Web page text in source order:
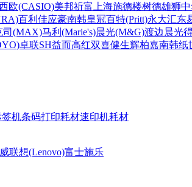
欧(CASIO)美邦祈富 上海施德楼树德雄狮
百利佳应豪南韩皇冠百特(Pritt)永大汇东
司(MAX)马利(Marie's)晨光(M&G)渡边 晨光
卓联SH益而高红双喜健生辉柏嘉南韩纸
签机条码打印耗材速印机耗材
联想(Lenovo)富士施乐